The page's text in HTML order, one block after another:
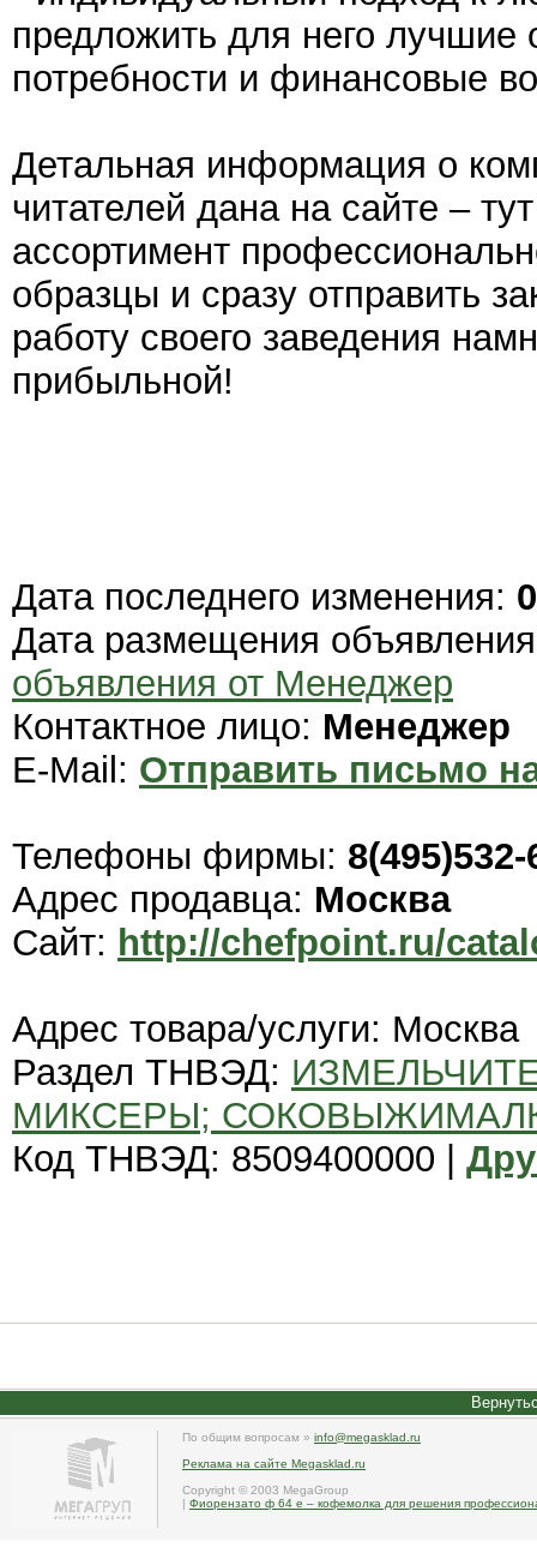
предложить для него
потребности и финансовые
Детальная информация о
читателей дана на сайте –
ассортимент
образцы и сразу отправить
работу своего заведения
прибыльной!
Дата последнего изменения:
Дата размещения
объявления от Менеджер
Контактное лицо: Менеджер
E-Mail: Отправить письмо
Телефоны фирмы: 8(495)532-
Адрес продавца: Москва
Сайт: http://chefpoint.ru/
Адрес товара/услуги: Москва
Раздел ТНВЭД:
МИКСЕРЫ;
Код ТНВЭД: 8509400000 |
По общим вопросам » info@megasklad.ru
Реклама на сайте Megasklad.ru
Copyright © 2003 MegaGroup
| Фиорензато ф 64 е – кофемолка для решения